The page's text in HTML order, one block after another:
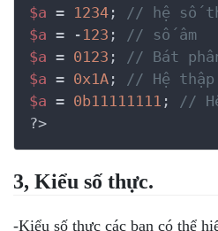
$a = 1234;
// hệ số
$a = - 123 ;
// số âm
$a = 0123 ;
// Bát
$a = 0x1A;
// Hệ
$a = 0b11111111 ;
//
?>
3, Kiểu số thực.
-Kiểu số thực các bạn có thể